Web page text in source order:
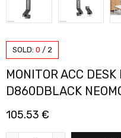
SOLD: 0 / 2
MONITOR ACC
D860DBLACK
105.53 €